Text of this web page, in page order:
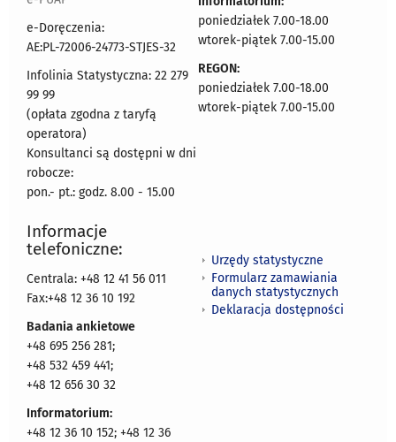
e-Doręczenia:
AE:PL-72006-24773-STJES-32
Infolinia Statystyczna: 22 279
99 99
(opłata zgodna z taryfą
operatora)
Konsultanci są dostępni w dni
robocze:
pon.- pt.: godz. 8.00 - 15.00
poniedziałek 7.00-18.00
wtorek-piątek 7.00-15.00
REGON:
poniedziałek 7.00-18.00
wtorek-piątek 7.00-15.00
Informacje
telefoniczne:
Centrala: +48 12 41 56 011
Fax:+48 12 36 10 192
Badania ankietowe
+48 695 256 281;
+48 532 459 441;
+48 12 656 30 32
Informatorium:
+48 12 36 10 152; +48 12 36
Urzędy statystyczne
Formularz zamawiania
danych statystycznych
Deklaracja dostępności